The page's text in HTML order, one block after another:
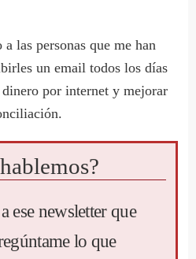
las personas que me han
un email todos los días
dinero por internet y mejorar
ese newsletter que
lo que